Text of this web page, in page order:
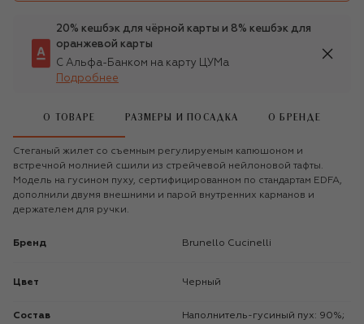
20% кешбэк для чёрной карты и 8% кешбэк для
оранжевой карты
С Альфа-Банком на карту ЦУМа
Подробнее
О ТОВАРЕ РАЗМЕРЫ И ПОСАДКА О БРЕНДЕ
Стеганый жилет со съемным регулируемым капюшоном и
встречной молнией сшили из стрейчевой нейлоновой тафты.
Модель на гусином пуху, сертифицированном по стандартам EDFA,
дополнили двумя внешними и парой внутренних карманов и
держателем для ручки.
Бренд Brunello Cucinelli
Цвет Черный
Состав
Наполнитель-гусиный пух: 90%;